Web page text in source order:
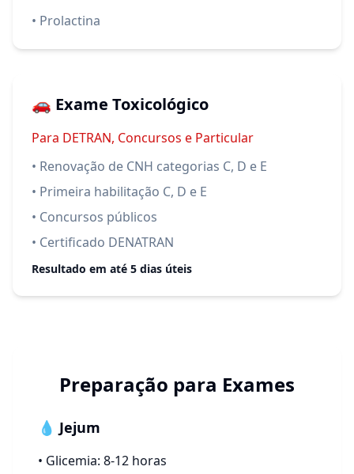
• Prolactina
🚗 Exame Toxicológico
Para DETRAN, Concursos e Particular
• Renovação de CNH categorias C, D e E
• Primeira habilitação C, D e E
• Concursos públicos
• Certificado DENATRAN
Resultado em até 5 dias úteis
Preparação para Exames
💧 Jejum
• Glicemia: 8-12 horas